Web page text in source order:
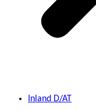
Inland D/AT